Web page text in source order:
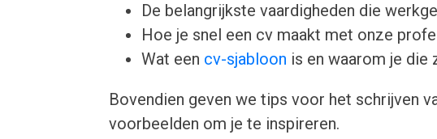
De belangrijkste vaardigheden die
Hoe je snel een cv maakt met onze
Wat een cv-sjabloon is en waarom je die
Bovendien geven we tips voor het schrijven
voorbeelden om je te inspireren.